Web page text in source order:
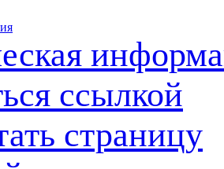
ссылкой
страницу